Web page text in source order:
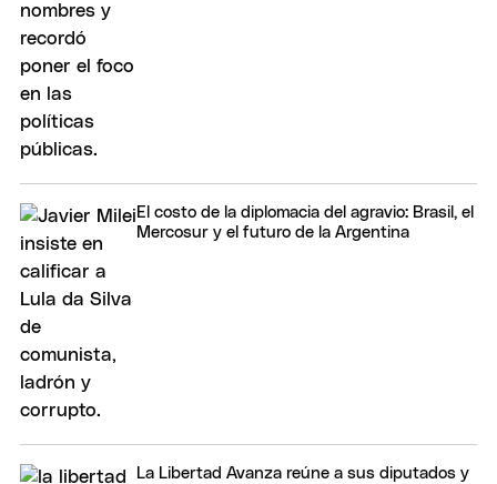
El costo de la diplomacia del agravio: Brasil, el
Mercosur y el futuro de la Argentina
La Libertad Avanza reúne a sus diputados y